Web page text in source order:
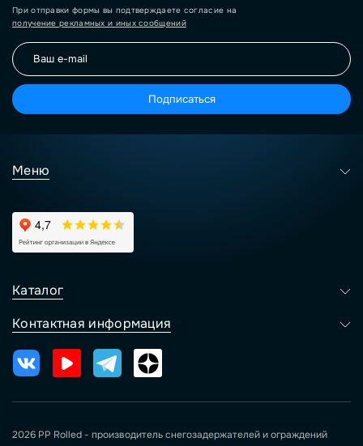
При отправки формы вы подтверждаете согласие на
получение рекламных и иных сообщений
Подписаться
Меню
Каталог
Контактная информация
2026 PP Rolled - производитель снегозадержателей и ограждений